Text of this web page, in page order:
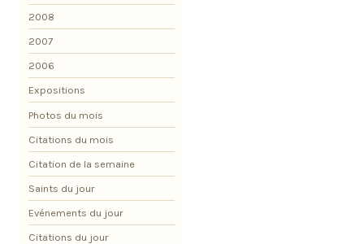
2008
2007
2006
Expositions
Photos du mois
Citations du mois
Citation de la semaine
Saints du jour
Evénements du jour
Citations du jour